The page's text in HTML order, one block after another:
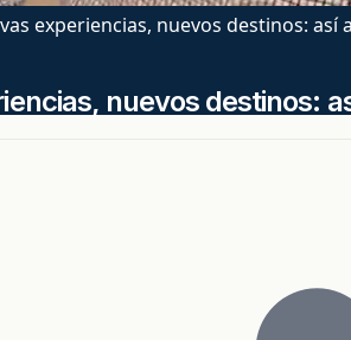
experiencias, nuevos destinos: así
nuevos destinos: